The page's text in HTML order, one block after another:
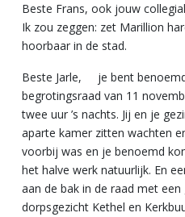
Beste Frans, ook jouw
Ik zou zeggen: zet Marillion
hoorbaar in de stad.
Beste Jarle, je bent
begrotingsraad van 11
twee uur ’s nachts. Jij en je
aparte kamer zitten wachten
voorbij was en je benoemd
het halve werk natuurlijk. En
aan de bak in de raad met
dorpsgezicht Kethel en